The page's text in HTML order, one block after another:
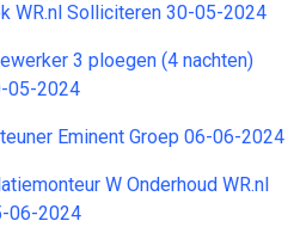
WR.nl Solliciteren 30-05-2024
3 ploegen (4 nachten)
05-2024
Eminent Groep 06-06-2024
W Onderhoud WR.nl
06-2024